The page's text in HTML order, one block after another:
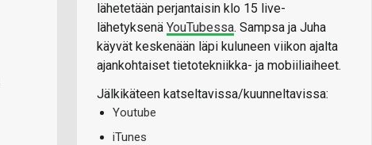
lähetetään perjantaisin klo 15 live-
lähetyksenä YouTubessa. Sampsa ja Juha
käyvät keskenään läpi kuluneen viikon ajalta
ajankohtaiset tietotekniikka- ja mobiiliaiheet.
Jälkikäteen katseltavissa/kuunneltavissa:
Youtube
iTunes